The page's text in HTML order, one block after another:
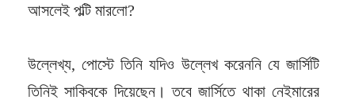
আসলেই পল্টি মারলো?
উল্লেখ্য, পোস্টে তিনি যদিও উল্লেখ করেননি যে জার্সিটি
তিনিই সাকিবকে দিয়েছেন। তবে জার্সিতে থাকা নেইমারের